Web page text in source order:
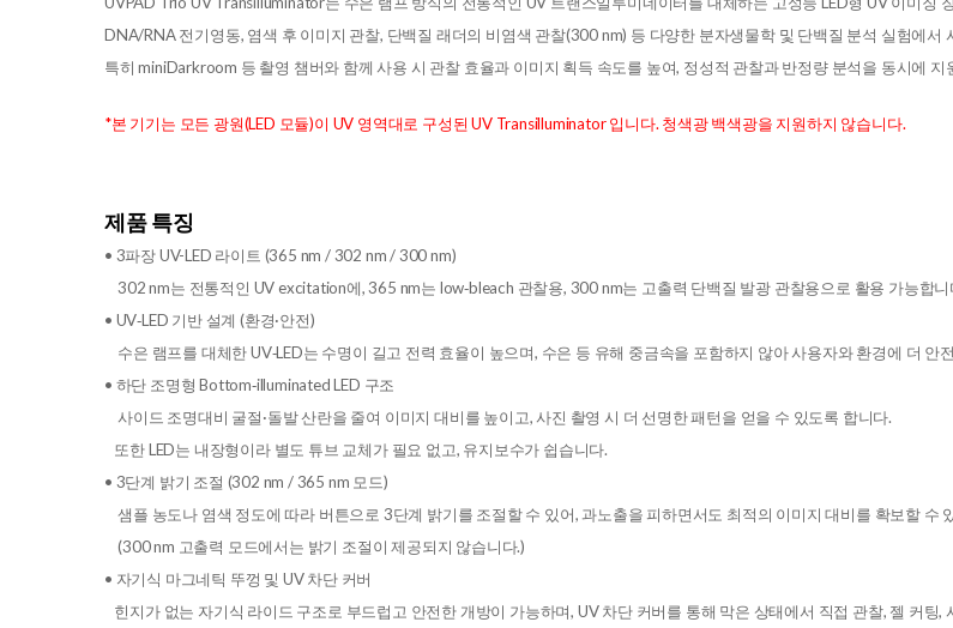
DNA/RNA 전기영동, 염색 후 이미지 관찰, 단백질 래더의 비염색 관찰(300 nm) 등 다양한 분자생물학 및 단백질 분석 실험에서
특히 miniDarkroom 등 촬영 챔버와 함께 사용 시 관찰 효율과 이미지 획득 속도를 높여, 정성적 관찰과 반정량 분석을 동시에
*본 기기는 모든 광원(LED 모듈)이 UV 영역대로 구성된 UV Transilluminator 입니다. 청색광 백색광을 지원하지 않습니다.
제품 특징
• 3파장 UV-LED 라이트 (365 nm / 302 nm / 300 nm)
302 nm는 전통적인 UV excitation에, 365 nm는 low‑bleach 관찰용, 300 nm는 고출력 단백질 발광 관찰용으로 활용 가능합니
• UV‑LED 기반 설계 (환경·안전)
수은 램프를 대체한 UV‑LED는 수명이 길고 전력 효율이 높으며, 수은 등 유해 중금속을 포함하지 않아 사용자와 환경에 더 안
• 하단 조명형 Bottom‑illuminated LED 구조
사이드 조명대비 굴절·돌발 산란을 줄여 이미지 대비를 높이고, 사진 촬영 시 더 선명한 패턴을 얻을 수 있도록 합니다.
또한 LED는 내장형이라 별도 튜브 교체가 필요 없고, 유지보수가 쉽습니다.
• 3단계 밝기 조절 (302 nm / 365 nm 모드)
샘플 농도나 염색 정도에 따라 버튼으로 3단계 밝기를 조절할 수 있어, 과노출을 피하면서도 최적의 이미지 대비를 확보할 수
(300 nm 고출력 모드에서는 밝기 조절이 제공되지 않습니다.)
• 자기식 마그네틱 뚜껑 및 UV 차단 커버
힌지가 없는 자기식 라이드 구조로 부드럽고 안전한 개방이 가능하며, UV 차단 커버를 통해 막은 상태에서 직접 관찰, 젤 커팅